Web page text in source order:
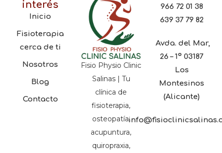
interés
Inicio
Fisioterapia
cerca de ti
Nosotros
Blog
Contacto
Fisio Physio Clinic
Salinas | Tu
clínica de
fisioterapia,
osteopatía,
acupuntura,
quiropraxia,
966 72 01 38
639 37 79 82
Avda. del Mar,
26 – 1º 03187
Los
Montesinos
(Alicante)